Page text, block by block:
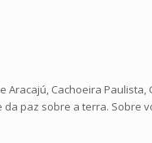
Cachoeira Paulista,
paz sobre a terra. Sobre